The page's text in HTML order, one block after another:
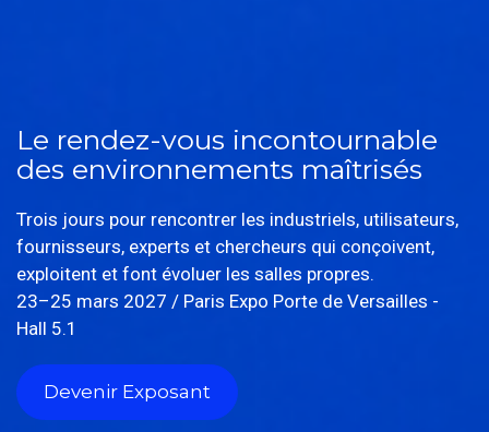
Le rendez-vous incontournable
des environnements maîtrisés
Trois jours pour rencontrer les industriels, utilisateurs,
fournisseurs, experts et chercheurs qui conçoivent,
exploitent et font évoluer les salles propres.
23–25 mars 2027 / Paris Expo Porte de Versailles -
Hall 5.1
Devenir Exposant